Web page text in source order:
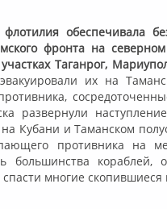
обеспечивала
фронта на
Таганрог,
их на
развернули
Кубани и Таманском
противника на
большинства кораблей,
многие скопившиеся